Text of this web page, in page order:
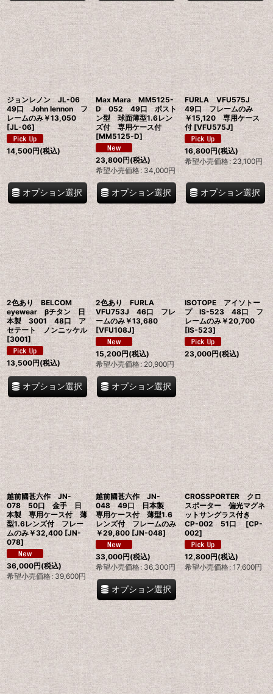
ジョンレノン JL-06
49口 John lennon フ
レームのみ￥13,050
[JL-06]
14,500円(税込)
オプション選択
Max Mara MM5125-
D 052 49口 ボスト
ン型 球面薄型1.6レン
ズ付 専用ケース付
[MM5125-D]
23,800円(税込)
希望小売価格: 34,000円
オプション選択
FURLA VFU575J
49口 フレームのみ
￥15,120 専用ケース
付 [VFU575J]
16,800円(税込)
希望小売価格: 23,100円
オプション選択
2色あり BELCOM
eyewear βチタン 日
本製 3001 48口 ア
セテート ノンニッケル
[3001]
13,500円(税込)
オプション選択
2色あり FURLA
VFU753J 46口 フレ
ームのみ￥13,680
[VFU108J]
15,200円(税込)
希望小売価格: 20,900円
オプション選択
ISOTOPE アイソトー
プ IS-523 48口 フ
レームのみ￥20,700
[IS-523]
23,000円(税込)
越前國甚六作 JN-
078 50口 金手 日
本製 専用ケース付 薄
型1.6レンズ付 フレー
ムのみ￥32,400 [JN-
078]
36,000円(税込)
希望小売価格: 39,600円
越前國甚六作 JN-
048 49口 日本製
専用ケース付 薄型1.6
レンズ付 フレームのみ
￥29,800 [JN-048]
33,000円(税込)
希望小売価格: 36,300円
オプション選択
CROSSPORTER クロ
スポーター 偏光マグネ
ットサングラス付き
CP-002 51口 [CP-
002]
12,800円(税込)
希望小売価格: 17,600円